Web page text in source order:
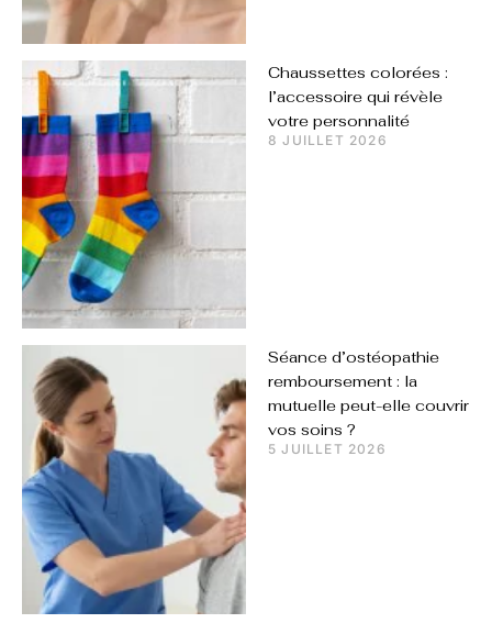
Chaussettes colorées :
l’accessoire qui révèle
votre personnalité
8 JUILLET 2026
Séance d’ostéopathie
remboursement : la
mutuelle peut-elle couvrir
vos soins ?
5 JUILLET 2026